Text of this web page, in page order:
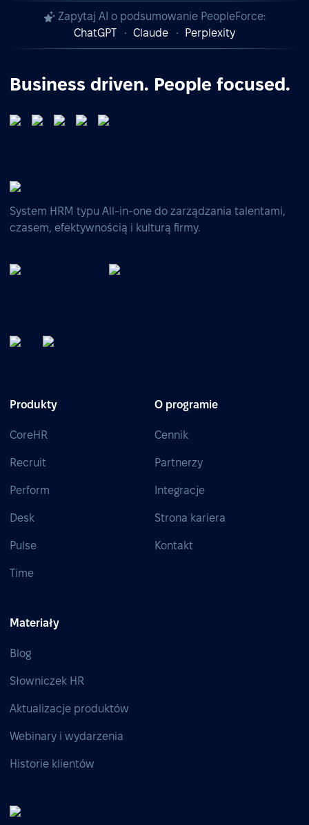
Zapytaj AI o podsumowanie PeopleForce:
ChatGPT
Claude Perplexity
Business driven. People focused.
System HRM typu All-in-one do zarządzania talentami,
czasem, efektywnością i kulturą firmy.
Produkty
CoreHR
Recruit
Perform
Desk
Pulse
Time
O programie
Cennik
Partnerzy
Integracje
Strona kariera
Kontakt
Materiały
Blog
Słowniczek HR
Aktualizacje produktów
Webinary i wydarzenia
Historie klientów